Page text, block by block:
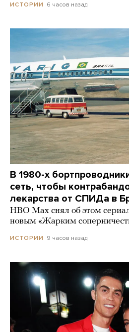
ИСТОРИИ 6 часов назад
В 1980-х
сеть, чтобы
лекарства от СПИДа в
HBO Max снял об этом
новым «Жарким
ИСТОРИИ 9 часов назад